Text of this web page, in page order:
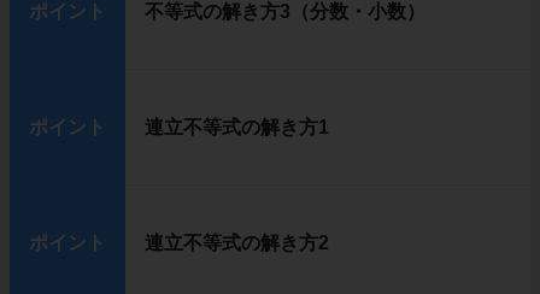
ポイント 不等式の解き方3（分数・小数）
ポイント 連立不等式の解き方1
ポイント 連立不等式の解き方2